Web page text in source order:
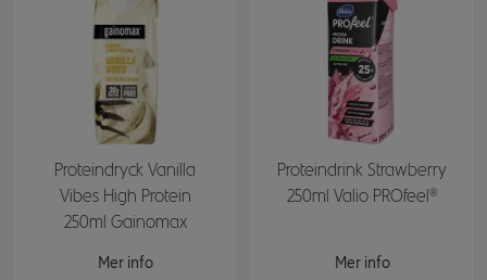
Proteindryck Vanilla
Vibes High Protein
250ml Gainomax
Mer info
Proteindrink Strawberry
250ml Valio PROfeel®
Mer info